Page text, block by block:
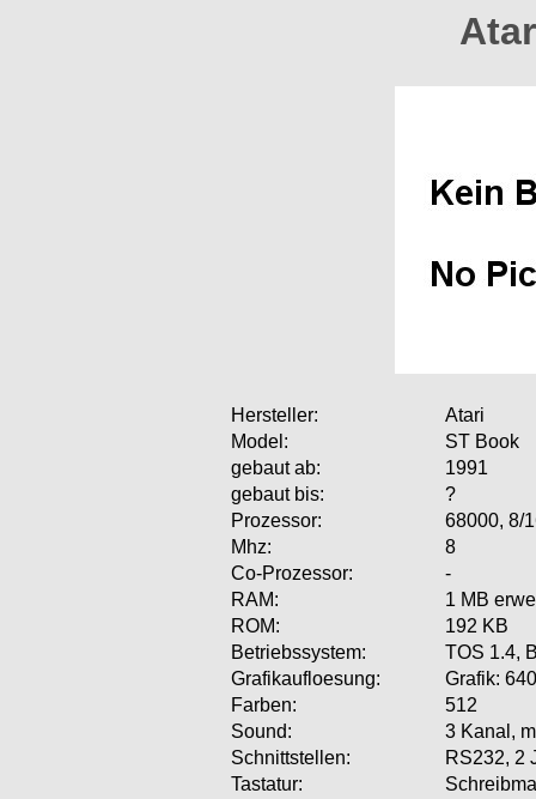
Hersteller:
Atari
Model:
ST Book
gebaut ab:
1991
gebaut bis:
?
Prozessor:
68000, 8/
Mhz:
8
Co-Prozessor:
-
RAM:
1 MB
ROM:
192 KB
Betriebssystem:
TOS 1.4,
Grafikaufloesung:
Grafik:
Farben:
512
Sound:
3 Kanal,
Schnittstellen:
RS232, 2
Tastatur: